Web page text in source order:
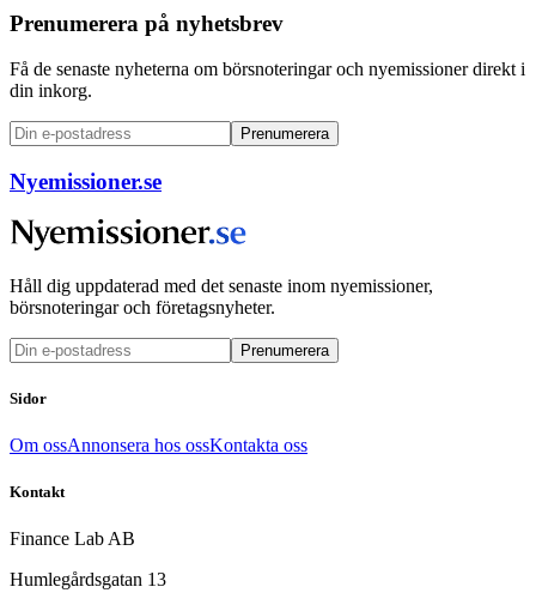
Prenumerera på nyhetsbrev
Få de senaste nyheterna om börsnoteringar och nyemissioner direkt i
din inkorg.
Prenumerera
Nyemissioner.se
Håll dig uppdaterad med det senaste inom nyemissioner,
börsnoteringar och företagsnyheter.
Prenumerera
Sidor
Om ossAnnonsera hos ossKontakta oss
Kontakt
Finance Lab AB
Humlegårdsgatan 13